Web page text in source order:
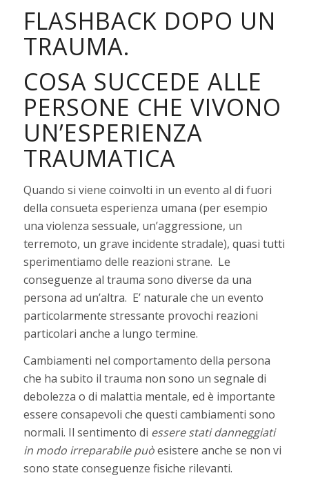
FLASHBACK DOPO UN
TRAUMA.
COSA SUCCEDE ALLE
PERSONE CHE VIVONO
UN’ESPERIENZA
TRAUMATICA
Quando si viene coinvolti in un evento al di fuori
della consueta esperienza umana (per esempio
una violenza sessuale, un’aggressione, un
terremoto, un grave incidente stradale), quasi tutti
sperimentiamo delle reazioni strane. Le
conseguenze al trauma sono diverse da una
persona ad un’altra. E’ naturale che un evento
particolarmente stressante provochi reazioni
particolari anche a lungo termine.
Cambiamenti nel comportamento della persona
che ha subito il trauma non sono un segnale di
debolezza o di malattia mentale, ed è importante
essere consapevoli che questi cambiamenti sono
normali. Il sentimento di essere stati danneggiati
in modo irreparabile puòesistere anche se non vi
sono state conseguenze fisiche rilevanti.